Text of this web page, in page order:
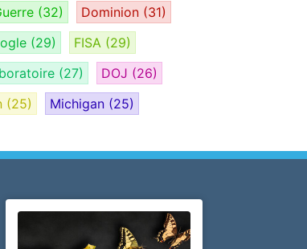
(32) Dominion (31)
(29) FISA (29)
(27) DOJ (26)
(25) Michigan (25)